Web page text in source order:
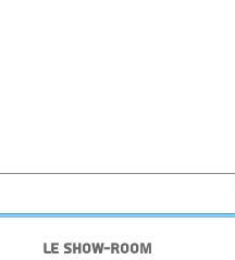
Le show-room